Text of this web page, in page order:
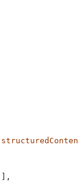
structuredContent
],